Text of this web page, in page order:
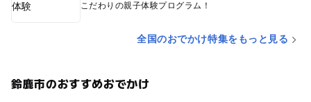
こだわりの親子体験プログラム！
全国のおでかけ特集をもっと見る
鈴鹿市のおすすめおでかけ